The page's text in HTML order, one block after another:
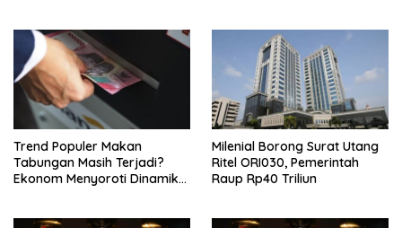
Trend Populer Makan
Tabungan Masih Terjadi?
Ekonom Menyoroti Dinamika
Milenial Borong Surat Utang
Ritel ORI030, Pemerintah
Raup Rp40 Triliun